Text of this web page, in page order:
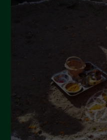
Aprile 2022
Febbraio 2022
Gennaio 2022